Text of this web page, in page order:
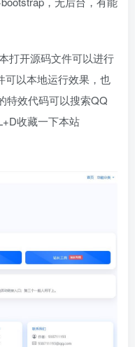
打开源码文件可以进行
可以本地运行效果，也
特效代码可以搜索QQ
收藏一下本站